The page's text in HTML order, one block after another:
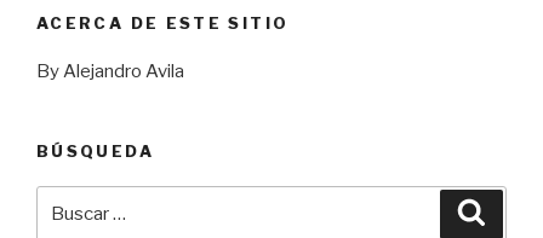
ACERCA DE ESTE SITIO
By Alejandro Avila
BÚSQUEDA